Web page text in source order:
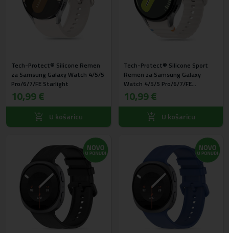
Tech-Protect® Silicone Remen
za Samsung Galaxy Watch 4/5/5
Pro/6/7/FE Starlight
10,99 €
U košaricu
Tech-Protect® Silicone Sport
Remen za Samsung Galaxy
Watch 4/5/5 Pro/6/7/FE
Starlight
10,99 €
U košaricu